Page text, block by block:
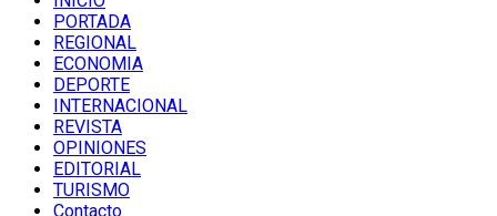
PORTADA
REGIONAL
ECONOMIA
DEPORTE
INTERNACIONAL
REVISTA
OPINIONES
EDITORIAL
TURISMO
Contacto